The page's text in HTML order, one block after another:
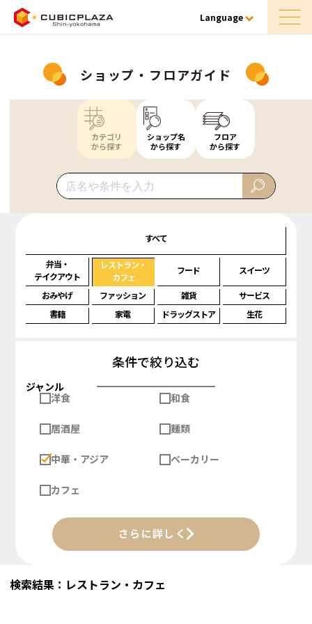
Language
ショップ・フロアガイド
カテゴリ
から探す
ショップ名
から探す
フロア
から探す
すべて
弁当・
テイクアウト
レストラン・
カフェ
フード スイーツ
おみやげ ファッション 雑貨
サービス
書籍
家電 ドラッグストア 生花
条件で絞り込む
ジャンル
洋食
和食
居酒屋 麺類
中華・アジア ベーカリー
カフェ
さらに詳しく
検索結果：レストラン・カフェ